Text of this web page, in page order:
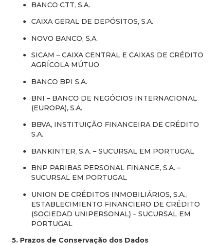
BANCO CTT, S.A.
CAIXA GERAL DE DEPÓSITOS, S.A.
NOVO BANCO, S.A.
SICAM – CAIXA CENTRAL E CAIXAS DE CRÉDITO
AGRÍCOLA MÚTUO
BANCO BPI S.A.
BNI – BANCO DE NEGÓCIOS INTERNACIONAL
(EUROPA), S.A.
BBVA, INSTITUIÇÃO FINANCEIRA DE CRÉDITO
S.A.
BANKINTER, S.A. – SUCURSAL EM PORTUGAL
BNP PARIBAS PERSONAL FINANCE, S.A. –
SUCURSAL EM PORTUGAL
UNION DE CRÉDITOS INMOBILIÁRIOS, S.A.,
ESTABLECIMIENTO FINANCIERO DE CRÉDITO
(SOCIEDAD UNIPERSONAL) – SUCURSAL EM
PORTUGAL
5. Prazos de Conservação dos Dados